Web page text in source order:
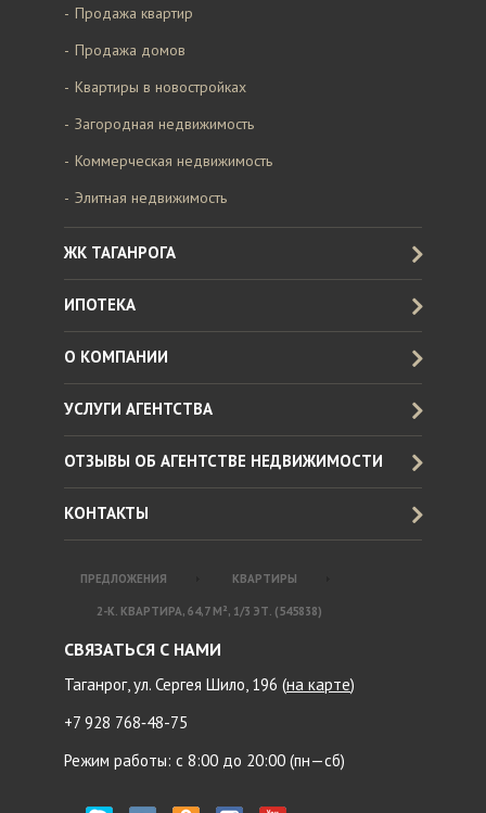
Продажа квартир
Продажа домов
Квартиры в новостройках
Загородная недвижимость
Коммерческая недвижимость
Элитная недвижимость
ЖК ТАГАНРОГА
ИПОТЕКА
О КОМПАНИИ
УСЛУГИ АГЕНТСТВА
ОТЗЫВЫ ОБ АГЕНТСТВЕ НЕДВИЖИМОСТИ
КОНТАКТЫ
ПРЕДЛОЖЕНИЯ КВАРТИРЫ
2-К. КВАРТИРА, 64,7 М², 1/3 ЭТ. (545838)
СВЯЗАТЬСЯ С НАМИ
Таганрог, ул. Сергея Шило, 196 (на карте)
+7 928 768‑48-75
Режим работы: с 8:00 до 20:00 (пн—сб)